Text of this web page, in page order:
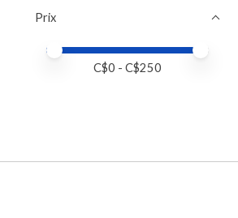
Prix
Prix minimum
Price maximum value
C$0 - C$250